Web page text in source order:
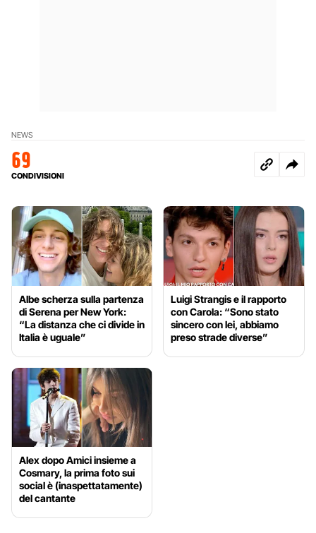
NEWS
69
CONDIVISIONI
Albe scherza sulla partenza
di Serena per New York:
“La distanza che ci divide in
Italia è uguale”
Luigi Strangis e il rapporto
con Carola: “Sono stato
sincero con lei, abbiamo
preso strade diverse”
Alex dopo Amici insieme a
Cosmary, la prima foto sui
social è (inaspettatamente)
del cantante